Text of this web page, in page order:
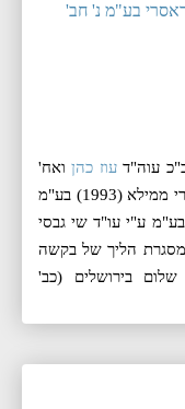
12-10 - ערד - בראסרי בע"מ נ' חב'
ב"כ עוה"דעוז כהןואח'
המבקשת - נ ג ד - 1. חב' אלרוב אזור מסחרי ממילא (1993) בע"מ
קפה מאוד בע"מ ע"י עו"ד שי גבסי
הליך של בקשה
בירושלים (כב'